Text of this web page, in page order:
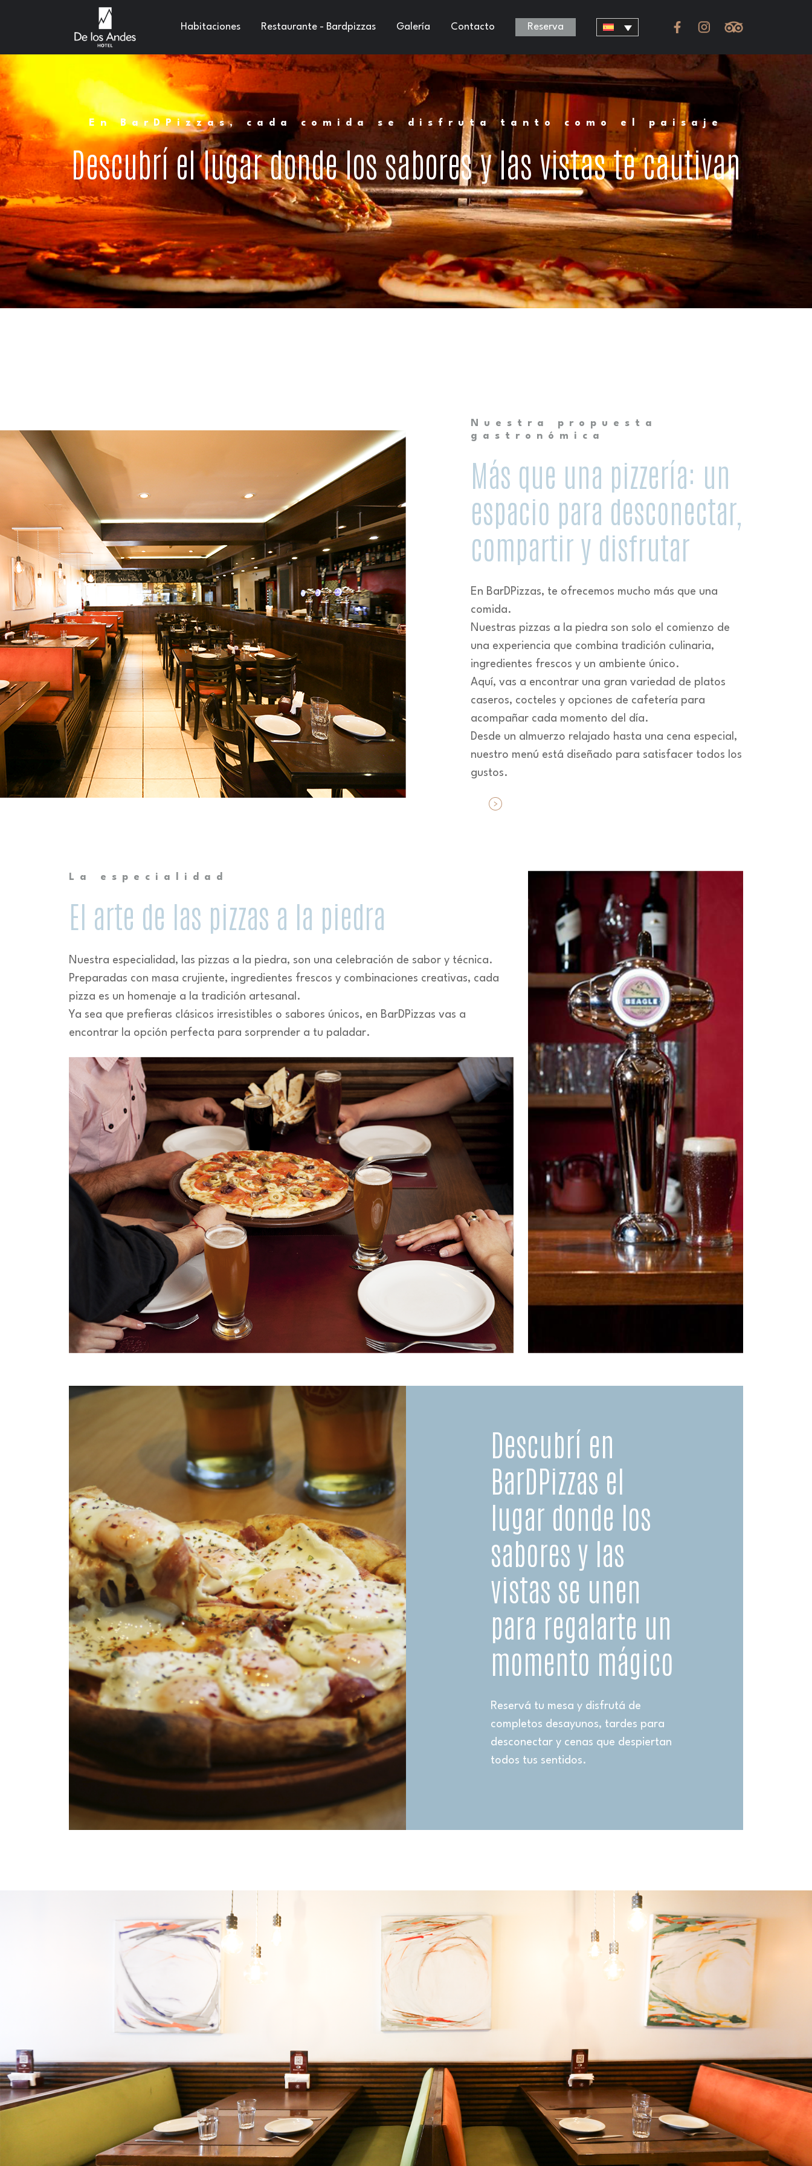
Habitaciones Restaurante - Bardpizzas Galería Contacto Reserva
En BarDPizzas, cada comida se disfruta tanto como el paisaje
Descubrí el lugar donde los sabores y las vistas te cautivan
Nuestra propuesta
gastronómica
Más que una pizzería: un
espacio para desconectar,
compartir y disfrutar
En BarDPizzas, te ofrecemos mucho más que una
comida.
Nuestras pizzas a la piedra son solo el comienzo de
una experiencia que combina tradición culinaria,
ingredientes frescos y un ambiente único.
Aquí, vas a encontrar una gran variedad de platos
caseros, cocteles y opciones de cafetería para
acompañar cada momento del día.
Desde un almuerzo relajado hasta una cena especial,
nuestro menú está diseñado para satisfacer todos los
gustos.
La especialidad
El arte de las pizzas a la piedra
Nuestra especialidad, las pizzas a la piedra, son una celebración de sabor y técnica.
Preparadas con masa crujiente, ingredientes frescos y combinaciones creativas, cada
pizza es un homenaje a la tradición artesanal.
Ya sea que prefieras clásicos irresistibles o sabores únicos, en BarDPizzas vas a
encontrar la opción perfecta para sorprender a tu paladar.
Descubrí en
BarDPizzas el
lugar donde los
sabores y las
vistas se unen
para regalarte un
momento mágico
Reservá tu mesa y disfrutá de
completos desayunos, tardes para
desconectar y cenas que despiertan
todos tus sentidos.